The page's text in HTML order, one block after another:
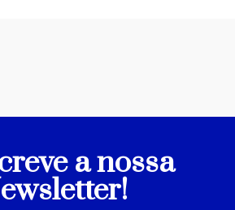
a nossa